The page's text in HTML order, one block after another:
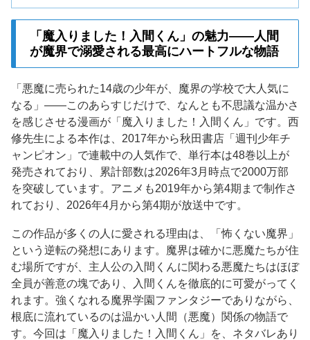
「魔入りました！入間くん」の魅力——人間
が魔界で溺愛される最高にハートフルな物語
「悪魔に売られた14歳の少年が、魔界の学校で大人気に
なる」——このあらすじだけで、なんとも不思議な温かさ
を感じさせる漫画が「魔入りました！入間くん」です。西
修先生による本作は、2017年から秋田書店「週刊少年チ
ャンピオン」で連載中の人気作で、単行本は48巻以上が
発売されており、累計部数は2026年3月時点で2000万部
を突破しています。アニメも2019年から第4期まで制作さ
れており、2026年4月から第4期が放送中です。
この作品が多くの人に愛される理由は、「怖くない魔界」
という逆転の発想にあります。魔界は確かに悪魔たちが住
む場所ですが、主人公の入間くんに関わる悪魔たちはほぼ
全員が善意の塊であり、入間くんを徹底的に可愛がってく
れます。強くなれる魔界学園ファンタジーでありながら、
根底に流れているのは温かい人間（悪魔）関係の物語で
す。今回は「魔入りました！入間くん」を、ネタバレあり